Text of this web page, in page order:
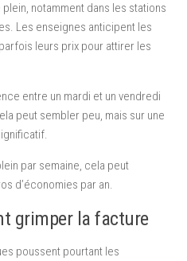
notamment dans les stations
Les enseignes anticipent les
leurs prix pour attirer les
entre un mardi et un vendredi
peut sembler peu, mais sur une
par semaine, cela peut
d’économies par an.
grimper la facture
poussent pourtant les